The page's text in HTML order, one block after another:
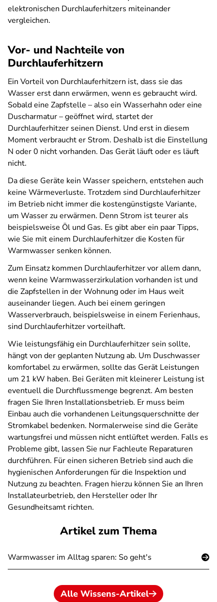
elektronischen Durchlauferhitzers miteinander
vergleichen.
Vor- und Nachteile von
Durchlauferhitzern
Ein Vorteil von Durchlauferhitzern ist, dass sie das
Wasser erst dann erwärmen, wenn es gebraucht wird.
Sobald eine Zapfstelle – also ein Wasserhahn oder eine
Duscharmatur – geöffnet wird, startet der
Durchlauferhitzer seinen Dienst. Und erst in diesem
Moment verbraucht er Strom. Deshalb ist die Einstellung
N oder 0 nicht vorhanden. Das Gerät läuft oder es läuft
nicht.
Da diese Geräte kein Wasser speichern, entstehen auch
keine Wärmeverluste. Trotzdem sind Durchlauferhitzer
im Betrieb nicht immer die kostengünstigste Variante,
um Wasser zu erwärmen. Denn Strom ist teurer als
beispielsweise Öl und Gas. Es gibt aber ein paar Tipps,
wie Sie mit einem Durchlauferhitzer die Kosten für
Warmwasser senken können.
Zum Einsatz kommen Durchlauferhitzer vor allem dann,
wenn keine Warmwasserzirkulation vorhanden ist und
die Zapfstellen in der Wohnung oder im Haus weit
auseinander liegen. Auch bei einem geringen
Wasserverbrauch, beispielsweise in einem Ferienhaus,
sind Durchlauferhitzer vorteilhaft.
Wie leistungsfähig ein Durchlauferhitzer sein sollte,
hängt von der geplanten Nutzung ab. Um Duschwasser
komfortabel zu erwärmen, sollte das Gerät Leistungen
um 21 kW haben. Bei Geräten mit kleinerer Leistung ist
eventuell die Durchflussmenge begrenzt. Am besten
fragen Sie Ihren Installationsbetrieb. Er muss beim
Einbau auch die vorhandenen Leitungsquerschnitte der
Stromkabel bedenken. Normalerweise sind die Geräte
wartungsfrei und müssen nicht entlüftet werden. Falls es
Probleme gibt, lassen Sie nur Fachleute Reparaturen
durchführen. Für einen sicheren Betrieb sind auch die
hygienischen Anforderungen für die Inspektion und
Nutzung zu beachten. Fragen hierzu können Sie an Ihren
Installateurbetrieb, den Hersteller oder Ihr
Gesundheitsamt richten.
Artikel zum Thema
Warmwasser im Alltag sparen: So geht's
Alle Wissens-Artikel